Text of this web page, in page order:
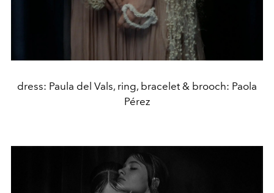
dress: Paula del Vals, ring, bracelet & brooch: Paola
Pérez